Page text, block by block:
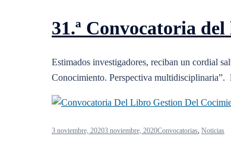
31.ª Convocatoria
Estimados investigadores, reciban un cordial
Conocimiento. Perspectiva
3 noviembre, 20203 noviembre, 2020Convocatorias, Noticias